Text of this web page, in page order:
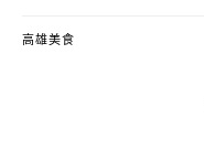
高雄美食